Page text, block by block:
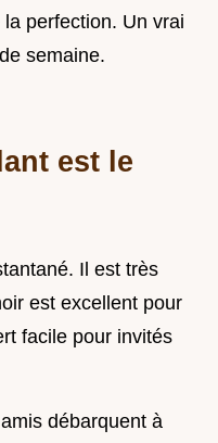
perfection. Un vrai
semaine.
est le
Il est très
est excellent pour
facile pour invités
débarquent à